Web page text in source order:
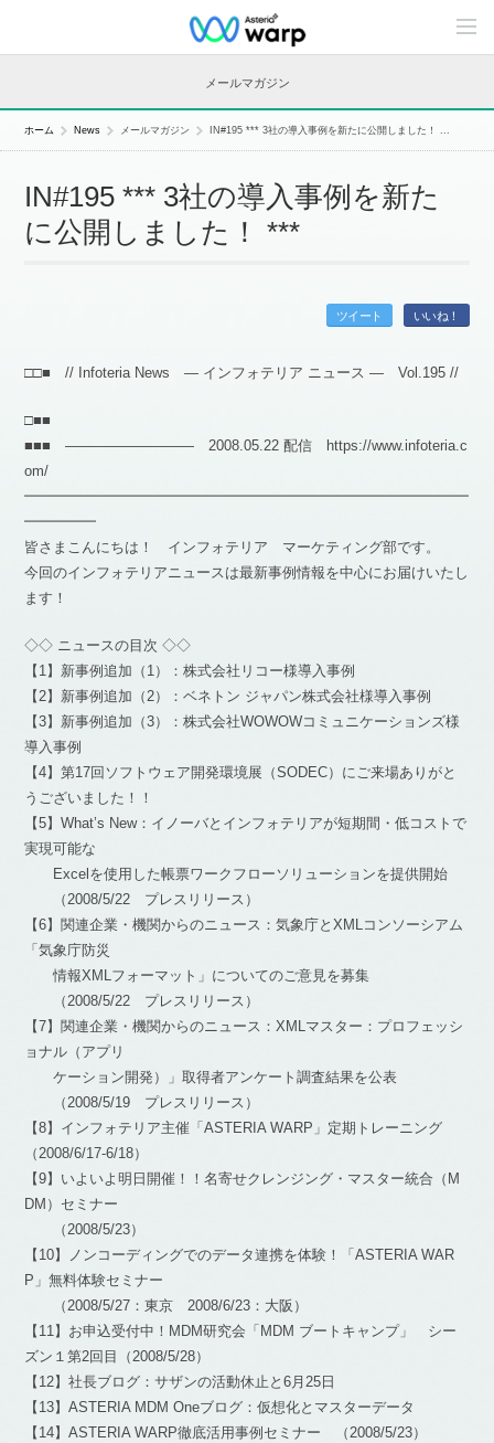
C
n
n
メールマガジン
ホーム News メールマガジン IN#195 *** 3社の導入事例を新たに公開しました！ ...
IN#195 *** 3社の導入事例を新た
に公開しました！ ***
ツイート いいね！
□□■ // Infoteria News — インフォテリア ニュース — Vol.195 //
□■■
■■■ ――――――――― 2008.05.22 配信 https://www.infoteria.c
om/
━━━━━━━━━━━━━━━━━━━━━━━━━━━━━━━
━━━━━
皆さまこんにちは！ インフォテリア マーケティング部です。
今回のインフォテリアニュースは最新事例情報を中心にお届けいたし
ます！
◇◇ ニュースの目次 ◇◇
【1】新事例追加（1）：株式会社リコー様導入事例
【2】新事例追加（2）：ベネトン ジャパン株式会社様導入事例
【3】新事例追加（3）：株式会社WOWOWコミュニケーションズ様
導入事例
【4】第17回ソフトウェア開発環境展（SODEC）にご来場ありがと
うございました！！
【5】What’s New：イノーバとインフォテリアが短期間・低コストで
実現可能な
Excelを使用した帳票ワークフローソリューションを提供開始
（2008/5/22 プレスリリース）
【6】関連企業・機関からのニュース：気象庁とXMLコンソーシアム
「気象庁防災
情報XMLフォーマット」についてのご意見を募集
（2008/5/22 プレスリリース）
【7】関連企業・機関からのニュース：XMLマスター：プロフェッシ
ョナル（アプリ
ケーション開発）」取得者アンケート調査結果を公表
（2008/5/19 プレスリリース）
【8】インフォテリア主催「ASTERIA WARP」定期トレーニング
（2008/6/17-6/18）
【9】いよいよ明日開催！！名寄せクレンジング・マスター統合（M
DM）セミナー
（2008/5/23）
【10】ノンコーディングでのデータ連携を体験！「ASTERIA WAR
P」無料体験セミナー
（2008/5/27：東京 2008/6/23：大阪）
【11】お申込受付中！MDM研究会「MDM ブートキャンプ」 シー
ズン１第2回目（2008/5/28）
【12】社長ブログ：サザンの活動休止と6月25日
【13】ASTERIA MDM Oneブログ：仮想化とマスターデータ
【14】ASTERIA WARP徹底活用事例セミナー （2008/5/23）